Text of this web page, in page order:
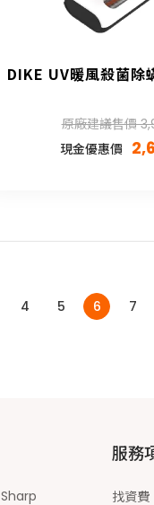
DIKE UV暖風殺菌除
原廠建議售價
現金優惠價
4 5 6 7
Sharp
服務
找資費